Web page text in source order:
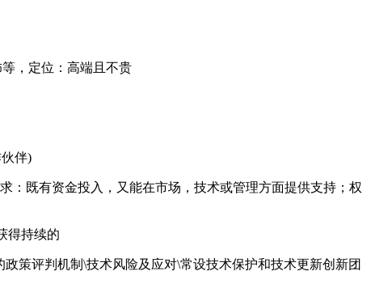
，定位：高端且不贵
伴)
：既有资金投入，又能在市场，技术或管理方面提供支持；权
得持续的
策评判机制\技术风险及应对\常设技术保护和技术更新创新团